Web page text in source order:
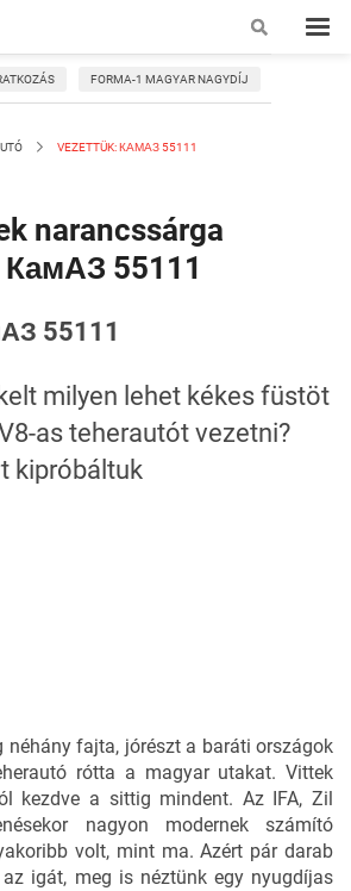
FORMA-1 MAGYAR NAGYDÍJ
VEZETTÜK: КАМАЗ 55111
narancssárga
КамАЗ 55111
55111
milyen lehet kékes füstöt
as teherautót vezetni?
kipróbáltuk
néhány fajta, jórészt a baráti országok
rótta a magyar utakat. Vittek
kezdve a sittig mindent. Az IFA, Zil
nagyon modernek számító
volt, mint ma. Azért pár darab
igát, meg is néztünk egy nyugdíjas